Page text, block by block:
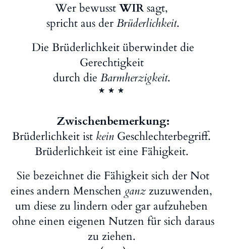
Wer bewusst WIRsagt,
spricht aus der Brüderlichkeit.
Die Brüderlichkeit überwindet die
Gerechtigkeit
durch die Barmherzigkeit.
* * *
Zwischenbemerkung:
Brüderlichkeit ist kein Geschlechterbegriff.
Brüderlichkeit ist eine Fähigkeit.
Sie bezeichnet die Fähigkeit sich der Not
eines andern Menschen ganz zuzuwenden,
um diese zu lindern oder gar aufzuheben
ohne einen eigenen Nutzen für sich daraus
zu ziehen.